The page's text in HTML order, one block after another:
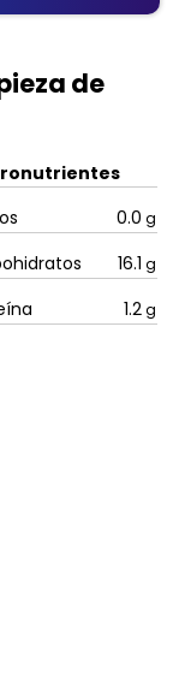
de
0.0 g
16.1 g
1.2g